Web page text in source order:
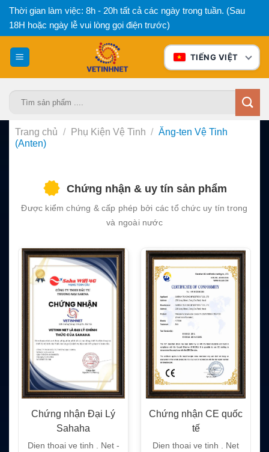
Bỏ
qua
nội
dung
Thời gian làm việc: 8h - 20h tất cả các ngày trong tuần. (Sau
18H hoặc ngày lễ vui lòng gọi điện trước)
TIẾNG VIỆT
Trang chủ / Phụ Kiện Vệ Tinh / Ăng-ten Vệ Tinh
(Anten)
Chứng nhận & uy tín sản phẩm
Được kiểm chứng & cấp phép bởi các tổ chức uy tín trong
và ngoài nước
Chứng nhận Đại Lý
Sahaha
Dien thoai ve tinh . Net -
Chứng nhận CE quốc
tế
Dien thoai ve tinh . Net